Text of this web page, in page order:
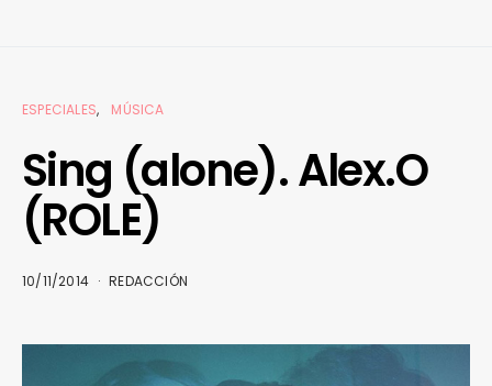
ESPECIALES MÚSICA
Sing (alone). Alex.O
(ROLE)
10/11/2014 REDACCIÓN